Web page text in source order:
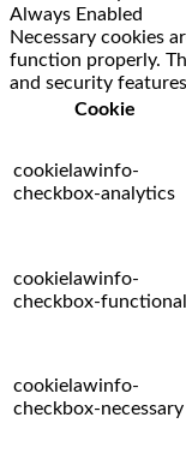
Always Enabled
Necessary cookies
function properly.
and security
Cookie
cookielawinfo-
checkbox-analytics
cookielawinfo-
checkbox-functional
cookielawinfo-
checkbox-necessary